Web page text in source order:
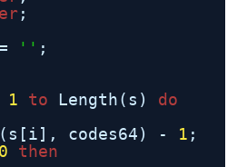
;
'' ;
1 to Length(s) do
codes64) - 1 ;
0
then